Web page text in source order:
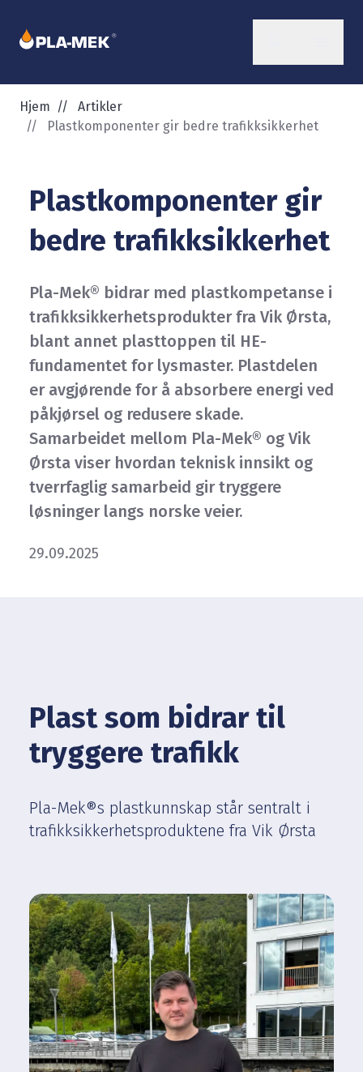
Hjem //
Artikler
//
Plastkomponenter gir bedre trafikksikkerhet
Plastkomponenter gir
bedre trafikksikkerhet
Pla-Mek® bidrar med plastkompetanse i
trafikksikkerhetsprodukter fra Vik Ørsta,
blant annet plasttoppen til HE-
fundamentet for lysmaster. Plastdelen
er avgjørende for å absorbere energi ved
påkjørsel og redusere skade.
Samarbeidet mellom Pla-Mek® og Vik
Ørsta viser hvordan teknisk innsikt og
tverrfaglig samarbeid gir tryggere
løsninger langs norske veier.
29.09.2025
Plast som bidrar til
tryggere trafikk
Pla-Mek®s plastkunnskap står sentralt i
trafikksikkerhetsproduktene fra Vik Ørsta